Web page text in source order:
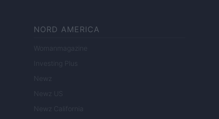
NORD AMERICA
Womanmagazine
Investing Plus
Newz
Newz US
Newz California